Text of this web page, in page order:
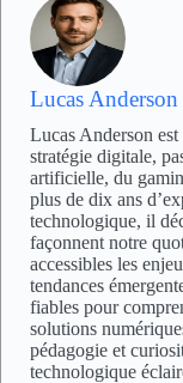
Lucas Anderson
Lucas Anderson
stratégie digitale,
artificielle, du
plus de dix ans
technologique, il
façonnent notre
accessibles les
tendances
fiables pour
solutions
pédagogie et
technologique